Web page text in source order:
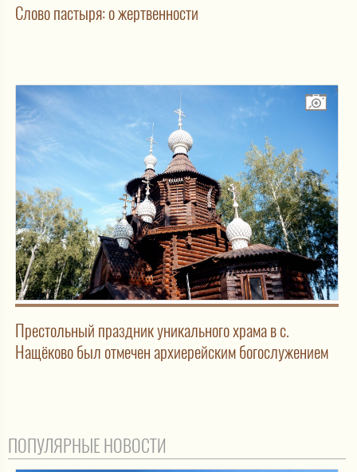
Слово пастыря: о жертвенности
Престольный праздник уникального храма в с.
Нащёково был отмечен архиерейским богослужением
ПОПУЛЯРНЫЕ НОВОСТИ